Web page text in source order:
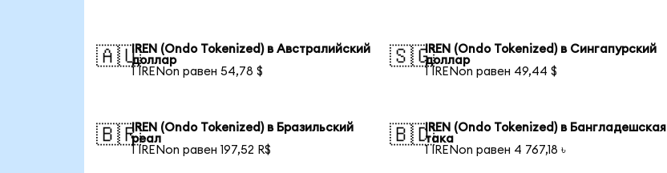
🇦🇺IREN (Ondo Tokenized) в Австралийский
доллар
1 IRENon равен 54,78 $
🇸🇬IREN (Ondo Tokenized) в Сингапурский
доллар
1 IRENon равен 49,44 $
🇧🇷IREN (Ondo Tokenized) в Бразильский
реал
1 IRENon равен 197,52 R$
🇧🇩IREN (Ondo Tokenized) в Бангладешская
така
1 IRENon равен 4 767,18 ৳